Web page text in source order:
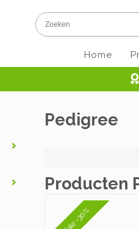
Home
Pedigree
Producten
Sale -30%